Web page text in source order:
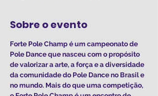
Sobre o evento
Forte Pole Champ é um campeonato de
Pole Dance que nasceu com o propósito
de valorizar a arte, a força e a diversidade
da comunidade do Pole Dance no Brasil e
no mundo. Mais do que uma competição,